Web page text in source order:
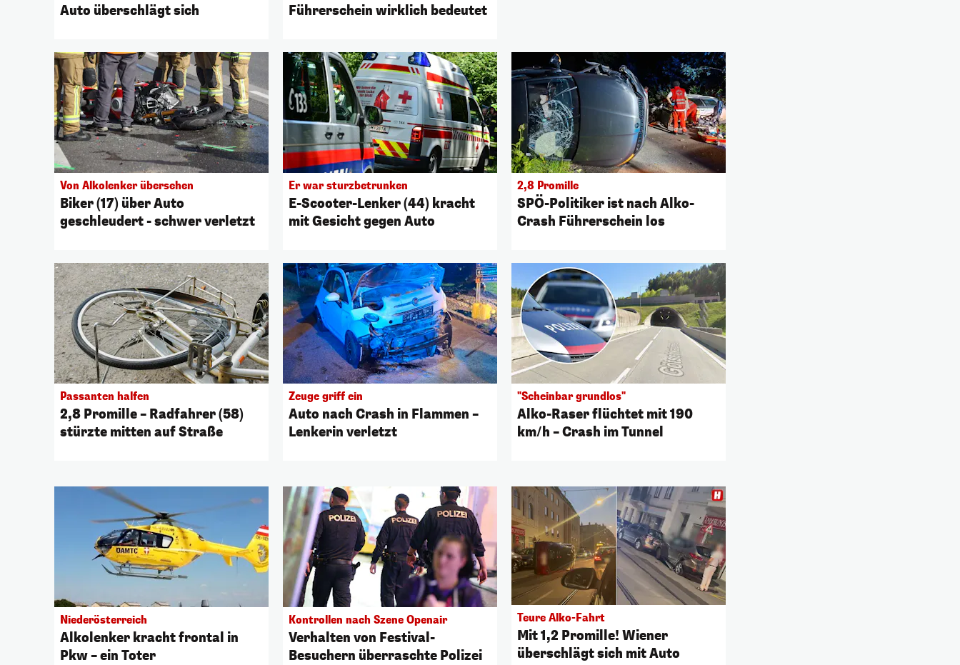
Auto überschlägt sich
Führerschein wirklich bedeutet
Von Alkolenker übersehen
Biker (17) über Auto
geschleudert - schwer verletzt
Er war sturzbetrunken
E-Scooter-Lenker (44) kracht
mit Gesicht gegen Auto
2,8 Promille
SPÖ-Politiker ist nach Alko-
Crash Führerschein los
Passanten halfen
2,8 Promille – Radfahrer (58)
stürzte mitten auf Straße
Zeuge griff ein
Auto nach Crash in Flammen –
Lenkerin verletzt
"Scheinbar grundlos"
Alko-Raser flüchtet mit 190
km/h – Crash im Tunnel
Niederösterreich
Alkolenker kracht frontal in
Pkw – ein Toter
Kontrollen nach Szene Openair
Verhalten von Festival-
Besuchern überraschte Polizei
Teure Alko-Fahrt
Mit 1,2 Promille! Wiener
überschlägt sich mit Auto